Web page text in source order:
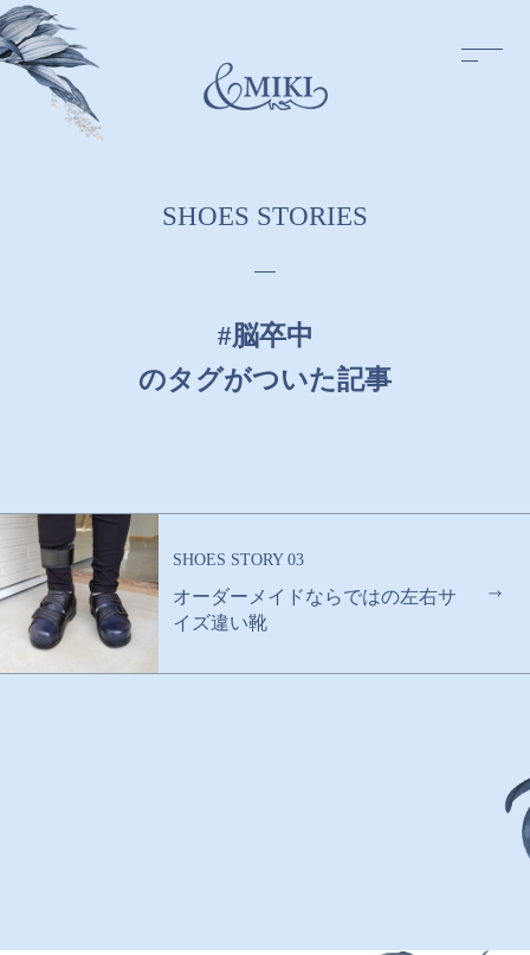
SHOES STORIES
#脳卒中
のタグがついた記事
SHOES STORY 03
オーダーメイドならではの左右サ
イズ違い靴